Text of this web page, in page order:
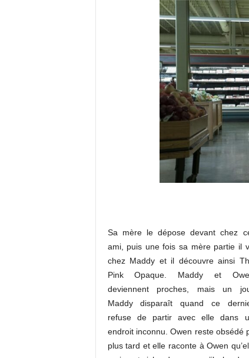
Sa mère le dépose devant chez
ami, puis une fois sa mère partie il
chez Maddy et il découvre ainsi
Pink Opaque. Maddy et
deviennent proches, mais un
Maddy disparaît quand ce
refuse de partir avec elle dans
endroit inconnu. Owen reste obsédé
plus tard et elle raconte à Owen